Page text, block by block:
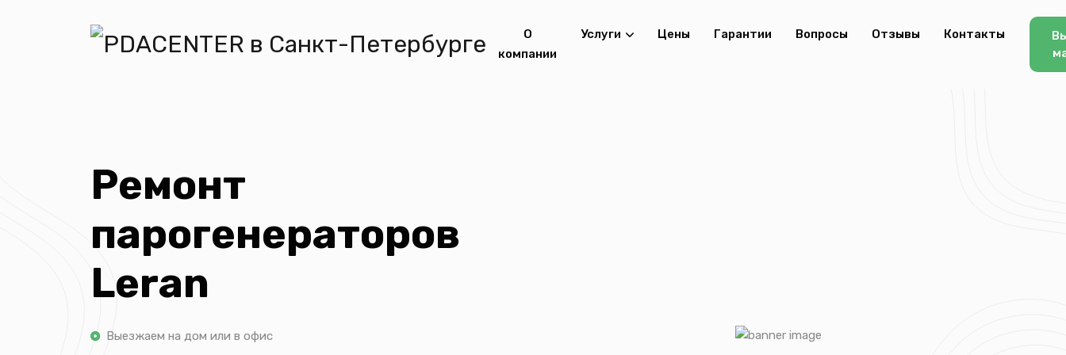
О
компании
Услуги Цены Гарантии Вопросы Отзывы Контакты
Ремонт
парогенераторов
Leran
Выезжаем на дом или в офис